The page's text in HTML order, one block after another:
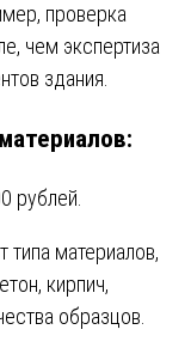
проверка
чем экспертиза
здания.
:
рублей.
типа материалов,
кирпич,
образцов.